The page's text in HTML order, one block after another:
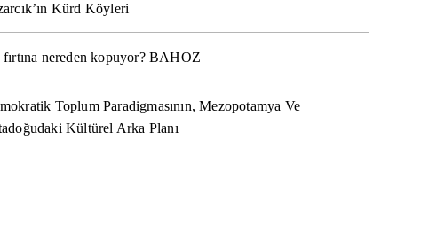
Kürd Köyleri
nereden kopuyor? BAHOZ
Toplum Paradigmasının, Mezopotamya Ve
Kültürel Arka Planı